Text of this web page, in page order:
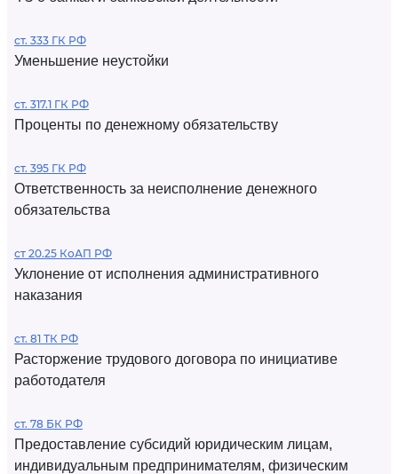
ст. 333 ГК РФ
Уменьшение неустойки
ст. 317.1 ГК РФ
Проценты по денежному обязательству
ст. 395 ГК РФ
Ответственность за неисполнение денежного
обязательства
ст 20.25 КоАП РФ
Уклонение от исполнения административного
наказания
ст. 81 ТК РФ
Расторжение трудового договора по инициативе
работодателя
ст. 78 БК РФ
Предоставление субсидий юридическим лицам,
индивидуальным предпринимателям, физическим